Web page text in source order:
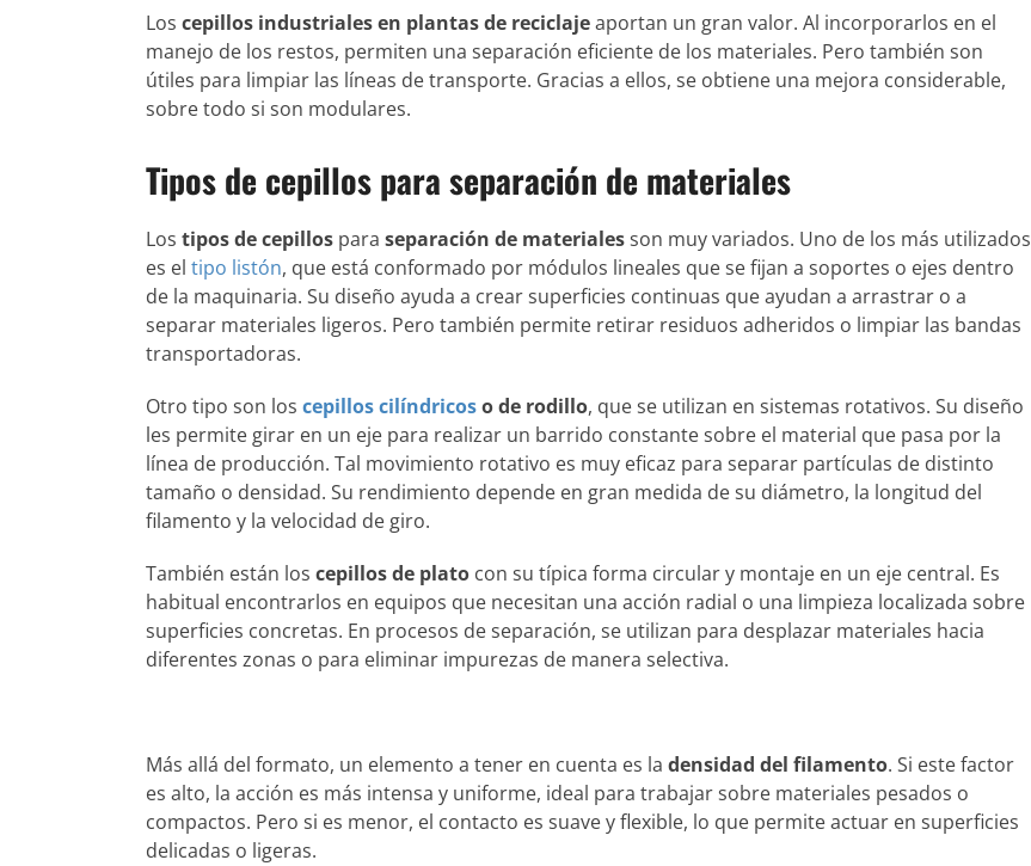
Los cepillos industriales en plantas de reciclajeaportan un gran valor. Al incorporarlos en el
manejo de los restos, permiten una separación eficiente de los materiales. Pero también son
útiles para limpiar las líneas de transporte. Gracias a ellos, se obtiene una mejora considerable,
sobre todo si son modulares.
Tipos de cepillos para separación de materiales
Los tipos de cepillos para separación de materialesson muy variados. Uno de los más utilizados
es el tipo listón, que está conformado por módulos lineales que se fijan a soportes o ejes dentro
de la maquinaria. Su diseño ayuda a crear superficies continuas que ayudan a arrastrar o a
separar materiales ligeros. Pero también permite retirar residuos adheridos o limpiar las bandas
transportadoras.
Otro tipo son los cepillos cilíndricoso de rodillo, que se utilizan en sistemas rotativos. Su diseño
les permite girar en un eje para realizar un barrido constante sobre el material que pasa por la
línea de producción. Tal movimiento rotativo es muy eficaz para separar partículas de distinto
tamaño o densidad. Su rendimiento depende en gran medida de su diámetro, la longitud del
filamento y la velocidad de giro.
También están los cepillos de plato con su típica forma circular y montaje en un eje central. Es
habitual encontrarlos en equipos que necesitan una acción radial o una limpieza localizada sobre
superficies concretas. En procesos de separación, se utilizan para desplazar materiales hacia
diferentes zonas o para eliminar impurezas de manera selectiva.
Más allá del formato, un elemento a tener en cuenta es la densidad del filamento. Si este factor
es alto, la acción es más intensa y uniforme, ideal para trabajar sobre materiales pesados o
compactos. Pero si es menor, el contacto es suave y flexible, lo que permite actuar en superficies
delicadas o ligeras.